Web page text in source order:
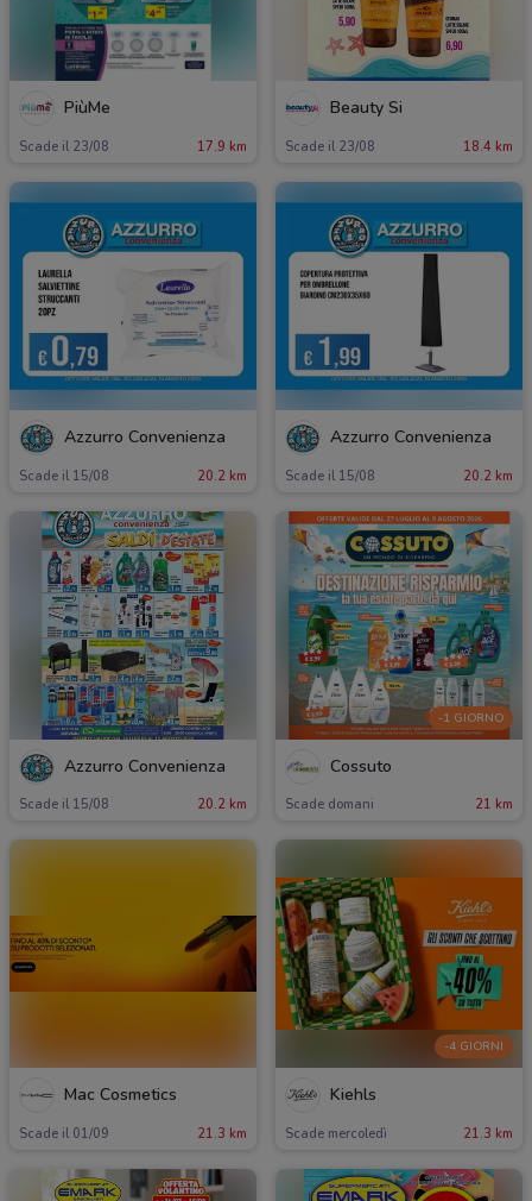
PiùMe
Scade il 23/08 17.9 km
Beauty Si
Scade il 23/08 18.4 km
Azzurro Convenienza
Scade il 15/08 20.2 km
Azzurro Convenienza
Scade il 15/08 20.2 km
Azzurro Convenienza
Scade il 15/08 20.2 km
-1 GIORNO
Cossuto
Scade domani 21 km
Mac Cosmetics
Scade il 01/09 21.3 km
-4 GIORNI
Kiehls
Scade mercoledì 21.3 km